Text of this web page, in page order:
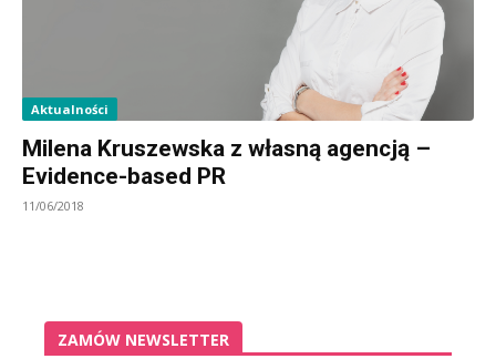
Aktualności
Milena Kruszewska z własną agencją –
Evidence-based PR
11/06/2018
ZAMÓW NEWSLETTER